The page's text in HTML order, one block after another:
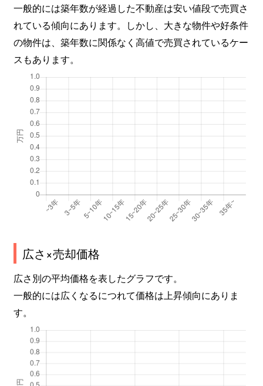
一般的には築年数が経過した不動産は安い値段で売買さ
れている傾向にあります。しかし、大きな物件や好条件
の物件は、築年数に関係なく高値で売買されているケー
スもあります。
広さ×売却価格
広さ別の平均価格を表したグラフです。
一般的には広くなるにつれて価格は上昇傾向にありま
す。